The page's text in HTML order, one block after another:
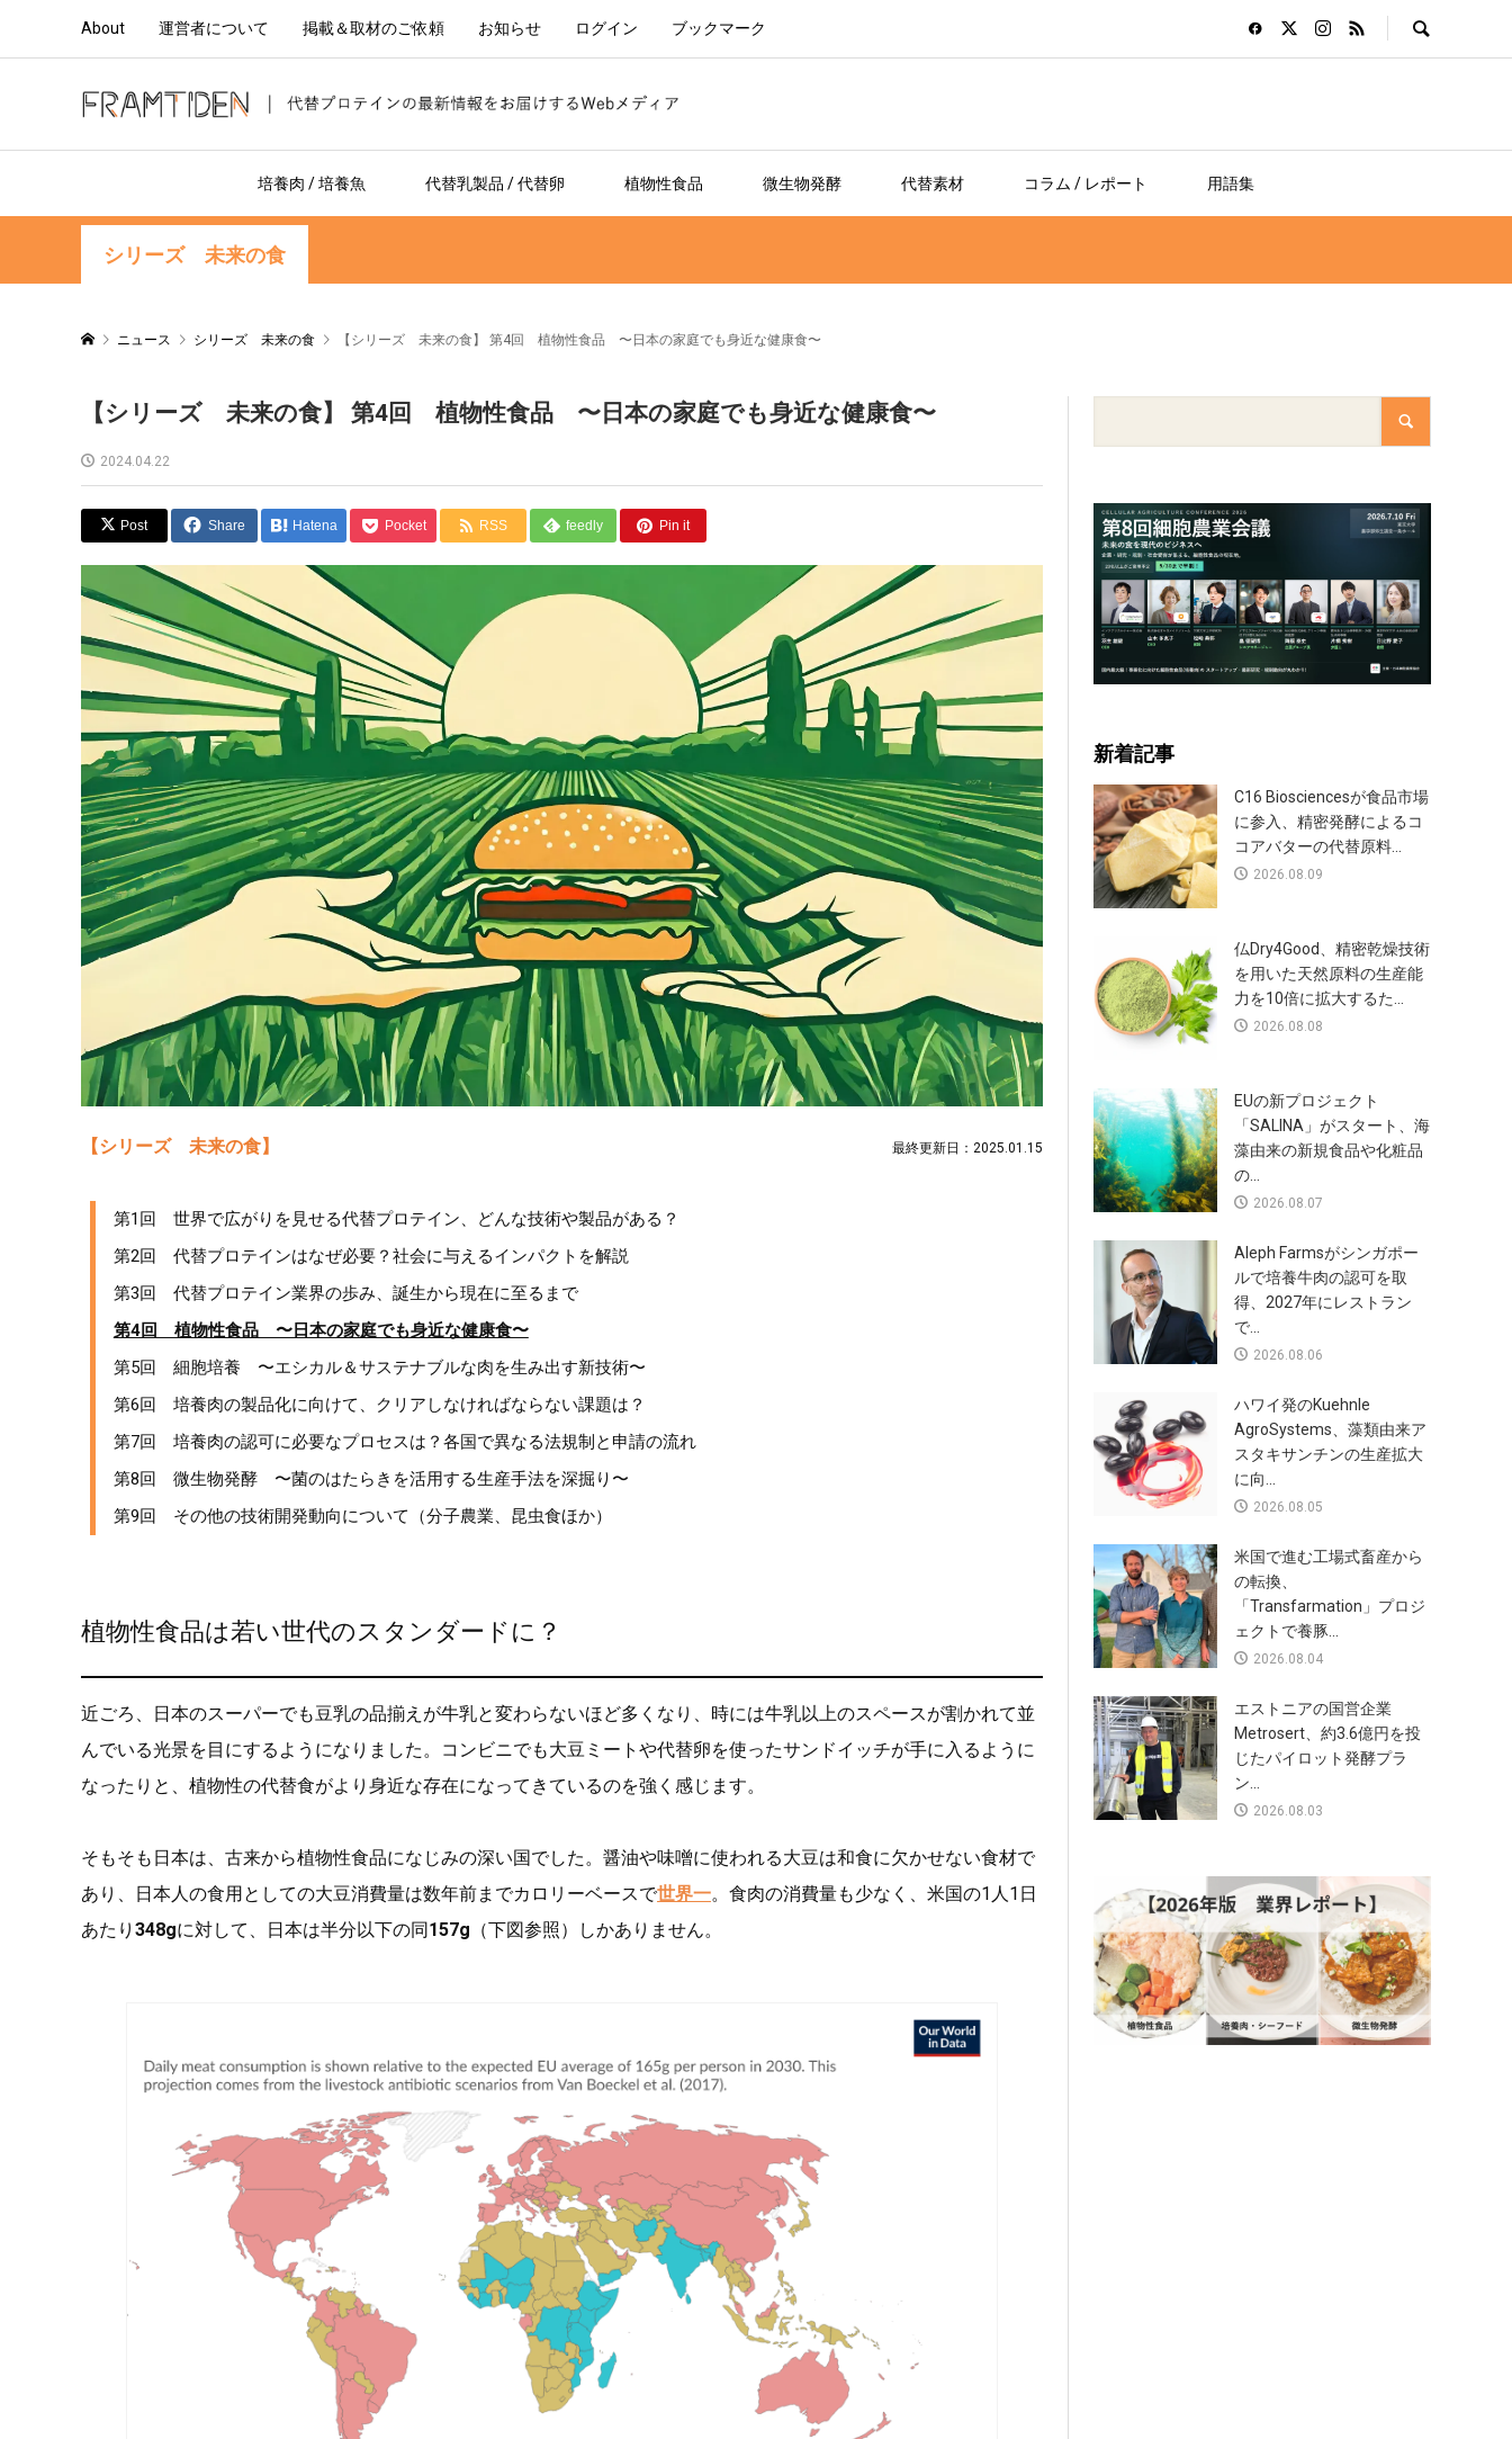
About 運営者について 掲載＆取材のご依頼 お知らせ ログイン ブックマーク
培養肉 / 培養魚 代替乳製品 / 代替卵 植物性食品 微生物発酵 代替素材 コラム / レポート 用語集
シリーズ 未来の食
ニュース シリーズ 未来の食 【シリーズ 未来の食】 第4回 植物性食品 〜日本の家庭でも身近な健康食〜
【シリーズ 未来の食】 第4回 植物性食品 〜日本の家庭でも身近な健康食〜
2024.04.22
Post Share Hatena Pocket RSS feedly Pin it
【シリーズ 未来の食】 最終更新日：2025.01.15
第1回 世界で広がりを見せる代替プロテイン、どんな技術や製品がある？
第2回 代替プロテインはなぜ必要？社会に与えるインパクトを解説
第3回 代替プロテイン業界の歩み、誕生から現在に至るまで
第4回 植物性食品 〜日本の家庭でも身近な健康食〜
第5回 細胞培養 〜エシカル＆サステナブルな肉を生み出す新技術〜
第6回 培養肉の製品化に向けて、クリアしなければならない課題は？
第7回 培養肉の認可に必要なプロセスは？各国で異なる法規制と申請の流れ
第8回 微生物発酵 〜菌のはたらきを活用する生産手法を深掘り〜
第9回 その他の技術開発動向について（分子農業、昆虫食ほか）
植物性食品は若い世代のスタンダードに？
近ごろ、日本のスーパーでも豆乳の品揃えが牛乳と変わらないほど多くなり、時には牛乳以上のスペースが割かれて並
んでいる光景を目にするようになりました。コンビニでも大豆ミートや代替卵を使ったサンドイッチが手に入るように
なったりと、植物性の代替食がより身近な存在になってきているのを強く感じます。
そもそも日本は、古来から植物性食品になじみの深い国でした。醤油や味噌に使われる大豆は和食に欠かせない食材で
あり、日本人の食用としての大豆消費量は数年前までカロリーベースで世界一。食肉の消費量も少なく、米国の1人1日
あたり 348gに対して、日本は半分以下の同157g （下図参照）しかありません。
新着記事
C16 Biosciencesが食品市場
に参入、精密発酵によるコ
コアバターの代替原料...
2026.08.09
仏Dry4Good、精密乾燥技術
を用いた天然原料の生産能
力を10倍に拡大するた...
2026.08.08
EUの新プロジェクト
「SALINA」がスタート、海
藻由来の新規食品や化粧品
の...
2026.08.07
Aleph Farmsがシンガポー
ルで培養牛肉の認可を取
得、2027年にレストラン
で...
2026.08.06
ハワイ発のKuehnle
AgroSystems、藻類由来ア
スタキサンチンの生産拡大
に向...
2026.08.05
米国で進む工場式畜産から
の転換、
「Transfarmation」プロジ
ェクトで養豚...
2026.08.04
エストニアの国営企業
Metrosert、約3.6億円を投
じたパイロット発酵プラ
ン...
2026.08.03